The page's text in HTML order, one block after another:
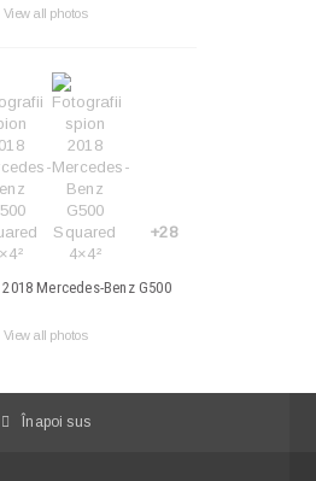
View all photos
+28
Mercedes-Benz G500
View all photos
Înapoi sus